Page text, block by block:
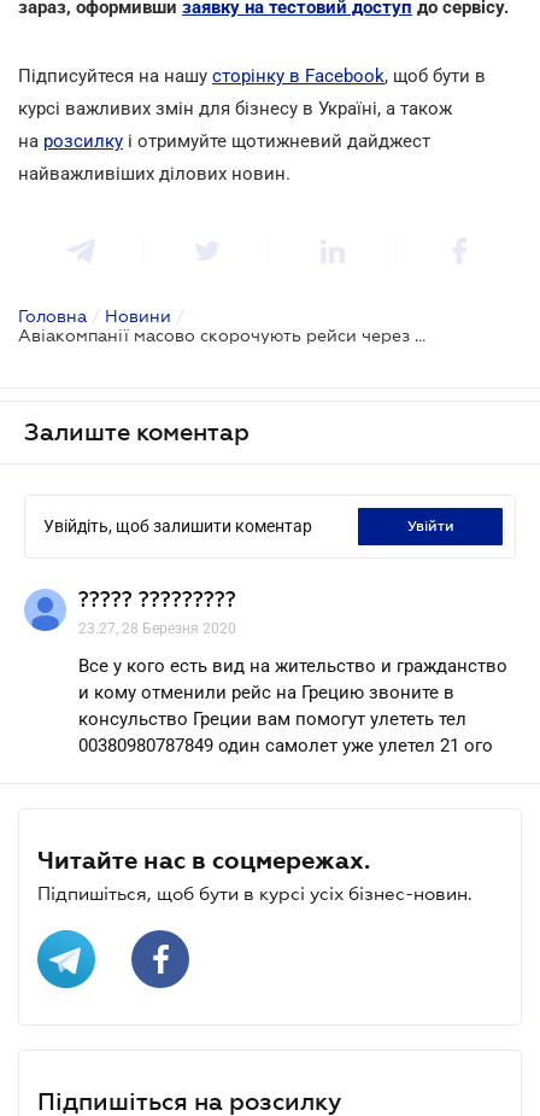
зараз, оформивши заявку на тестовий доступ до сервісу.
Підписуйтеся на нашу сторінку в Facebook, щоб бути в
курсі важливих змін для бізнесу в Україні, а також
на розсилку і отримуйте щотижневий дайджест
найважливіших ділових новин.
Головна / Новини /
Авіакомпанії масово скорочують рейси через розповсюдження коронавірусу
Залиште коментар
Увійдіть, щоб залишити коментар увійти
????? ?????????
23.27, 28 Березня 2020
Все у кого есть вид на жительство и гражданство
и кому отменили рейс на Грецию звоните в
консульство Греции вам помогут улететь тел
00380980787849 один самолет уже улетел 21 ого
Читайте нас в соцмережах.
Підпишіться, щоб бути в курсі усіх бізнес-новин.
Підпишіться на розсилку